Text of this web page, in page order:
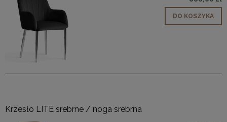
DO KOSZYKA
Krzesło LITE srebrne / noga srebrna